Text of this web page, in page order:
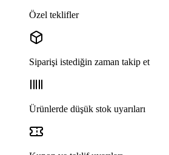
Özel teklifler
Siparişi istediğin zaman takip et
Ürünlerde düşük stok uyarıları